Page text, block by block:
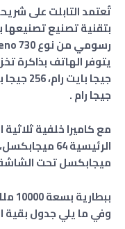
تُعتمد التابلت على
رسومي من نوع Adreno 730 .
جيجا رام .
مع كاميرا خلفية
ميجابكسل تحت
ببطارية بسعة 10000 مللي أمبير، وشحن سلكي 80 واط .
وفي ما يلي جدول بقية